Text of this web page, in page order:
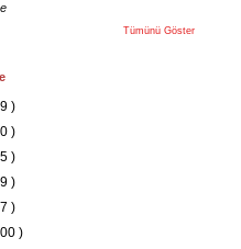
Tümünü Göster
)
)
)
)
)
)